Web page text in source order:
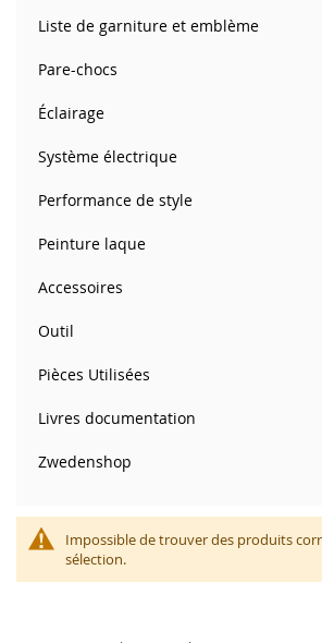
Impossible de trouver des produits
sélection.
Liste de garniture et emblème
Pare-chocs
Éclairage
Système électrique
Performance de style
Peinture laque
Accessoires
Outil
Pièces Utilisées
Livres documentation
Zwedenshop